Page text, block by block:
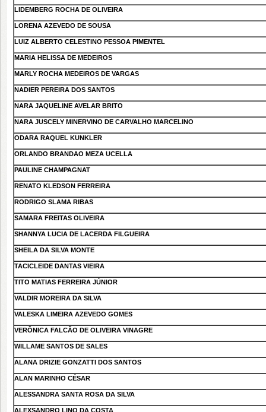
LIDEMBERG ROCHA DE OLIVEIRA
LORENA AZEVEDO DE SOUSA
LUIZ ALBERTO CELESTINO PESSOA PIMENTEL
MARIA HELISSA DE MEDEIROS
MARLY ROCHA MEDEIROS DE VARGAS
NADIER PEREIRA DOS SANTOS
NARA JAQUELINE AVELAR BRITO
NARA JUSCELY MINERVINO DE CARVALHO MARCELINO
ODARA RAQUEL KUNKLER
ORLANDO BRANDAO MEZA UCELLA
PAULINE CHAMPAGNAT
RENATO KLEDSON FERREIRA
RODRIGO SLAMA RIBAS
SAMARA FREITAS OLIVEIRA
SHANNYA LUCIA DE LACERDA FILGUEIRA
SHEILA DA SILVA MONTE
TACICLEIDE DANTAS VIEIRA
TITO MATIAS FERREIRA JÚNIOR
VALDIR MOREIRA DA SILVA
VALESKA LIMEIRA AZEVEDO GOMES
VERÔNICA FALCÃO DE OLIVEIRA VINAGRE
WILLAME SANTOS DE SALES
ALANA DRIZIE GONZATTI DOS SANTOS
ALAN MARINHO CÉSAR
ALESSANDRA SANTA ROSA DA SILVA
ALEXSANDRO LINO DA COSTA